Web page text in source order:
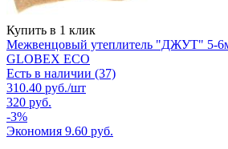
Купить в 1 клик
Межвенцовый утеплитель "ДЖУТ" 5-
GLOBEX ЕСО
Есть в наличии (37)
310.40 руб./шт
320 руб.
-3%
Экономия 9.60 руб.